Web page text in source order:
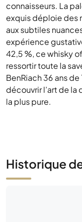
connaisseurs. La
exquis déploie des
aux subtiles
expérience
42,5 %, ce whisky
ressortir toute la
BenRiach 36 ans
découvrir l’art de
la plus pure.
Historique